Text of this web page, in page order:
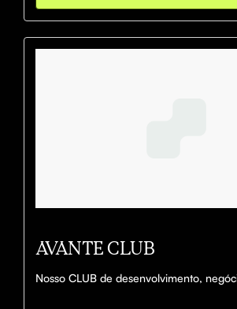
AVANTE CLUB
Nosso CLUB de desenvolvimento,